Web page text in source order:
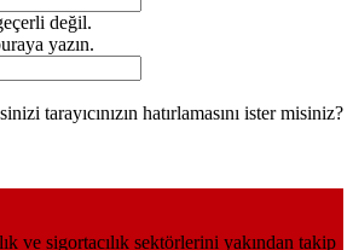
değil.
yazın.
tarayıcınızın hatırlamasını ister misiniz?
ve sigortacılık sektörlerini yakından takip